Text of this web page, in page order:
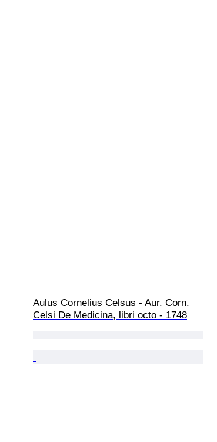
Aulus Cornelius Celsus - Aur. Corn.
Celsi De Medicina, libri octo - 1748